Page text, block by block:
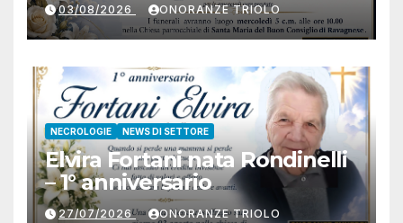
03/08/2026 ONORANZE TRIOLO
NECROLOGIE NEWS DI SETTORE
Elvira Fortani nata Rondinelli
– 1° anniversario
27/07/2026 ONORANZE TRIOLO